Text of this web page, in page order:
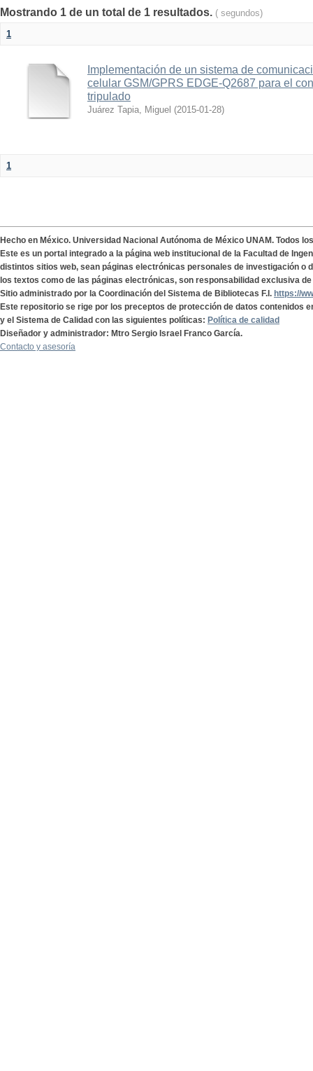
Mostrando 1 de un total de 1 resultados. ( segundos)
1
Implementación de un sistema de
celular GSM/GPRS EDGE-Q2687 para el
tripulado
Juárez Tapia, Miguel (2015-01-28)
1
Hecho en México. Universidad Nacional Autónoma de México UNAM. Todos
Este es un portal integrado a la página web institucional de la Facultad de
distintos sitios web, sean páginas electrónicas personales de investigación o
los textos como de las páginas electrónicas, son responsabilidad exclusiva
Sitio administrado por la Coordinación del Sistema de Bibliotecas F.I. https://
Este repositorio se rige por los preceptos de protección de datos contenidos
y el Sistema de Calidad con las siguientes políticas: Política de calidad
Diseñador y administrador: Mtro Sergio Israel Franco García.
Contacto y asesoría